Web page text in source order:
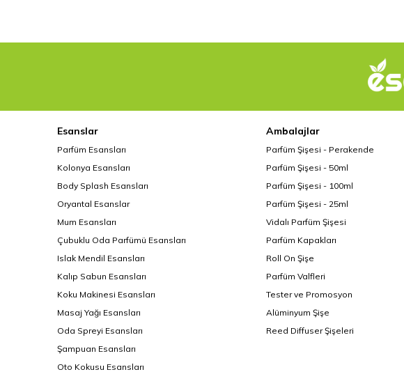
Esanslar
Parfüm Esansları
Kolonya Esansları
Body Splash Esansları
Oryantal Esanslar
Mum Esansları
Çubuklu Oda Parfümü Esansları
Islak Mendil Esansları
Kalıp Sabun Esansları
Koku Makinesi Esansları
Masaj Yağı Esansları
Oda Spreyi Esansları
Şampuan Esansları
Oto Kokusu Esansları
Ambalajlar
Parfüm Şişesi - Perakende
Parfüm Şişesi - 50ml
Parfüm Şişesi - 100ml
Parfüm Şişesi - 25ml
Vidalı Parfüm Şişesi
Parfüm Kapakları
Roll On Şişe
Parfüm Valfleri
Tester ve Promosyon
Alüminyum Şişe
Reed Diffuser Şişeleri